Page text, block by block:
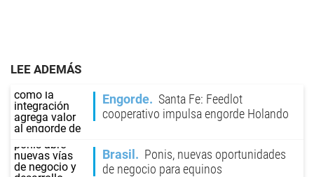
LEE ADEMÁS
Engorde
Santa Fe: Feedlot
cooperativo impulsa engorde Holando
Brasil
Ponis, nuevas oportunidades
de negocio para equinos